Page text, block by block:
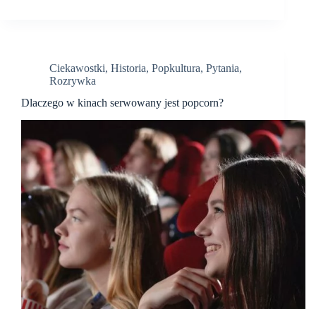
Ciekawostki, Historia, Popkultura, Pytania,
Rozrywka
Dlaczego w kinach serwowany jest popcorn?